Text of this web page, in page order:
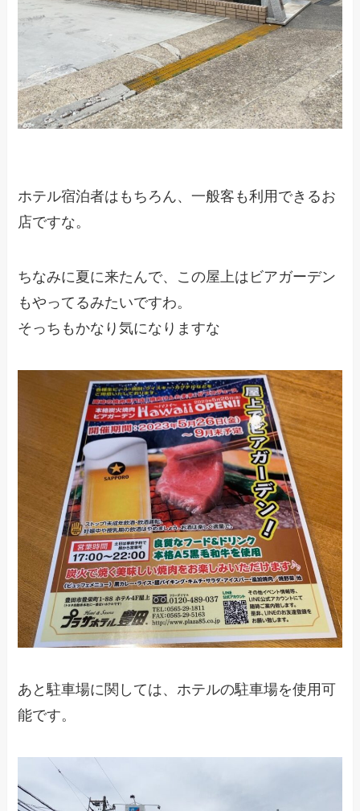
ホテル宿泊者はもちろん、一般客も利用できるお
店ですな。
ちなみに夏に来たんで、この屋上はビアガーデン
もやってるみたいですわ。
そっちもかなり気になりますな
あと駐車場に関しては、ホテルの駐車場を使用可
能です。